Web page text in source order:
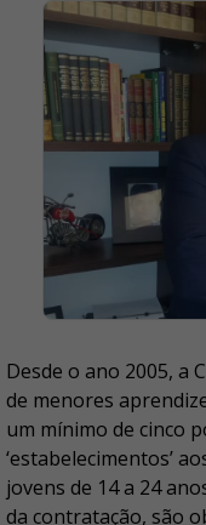
Desde o ano 2005, a
de menores
um mínimo de cinco
‘estabelecimentos’
jovens de 14 a 24
da contratação, são